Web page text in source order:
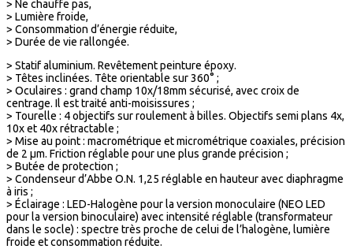
> Ne chauffe pas,
> Lumière froide,
> Consommation d’énergie réduite,
> Durée de vie rallongée.
> Statif aluminium. Revêtement peinture époxy.
> Têtes inclinées. Tête orientable sur 360° ;
> Oculaires : grand champ 10x/18mm sécurisé, avec croix de
centrage. Il est traité anti-moisissures ;
> Tourelle : 4 objectifs sur roulement à billes. Objectifs semi plans 4x,
10x et 40x rétractable ;
> Mise au point : macrométrique et micrométrique coaxiales, précision
de 2 μm. Friction réglable pour une plus grande précision ;
> Butée de protection ;
> Condenseur d’Abbe O.N. 1,25 réglable en hauteur avec diaphragme
à iris ;
> Éclairage : LED-Halogène pour la version monoculaire (NEO LED
pour la version binoculaire) avec intensité réglable (transformateur
dans le socle) : spectre très proche de celui de l’halogène, lumière
froide et consommation réduite.